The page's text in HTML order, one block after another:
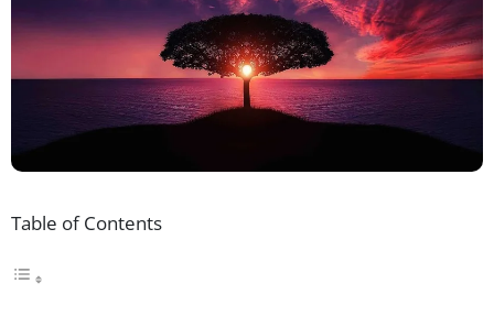
Table of Contents